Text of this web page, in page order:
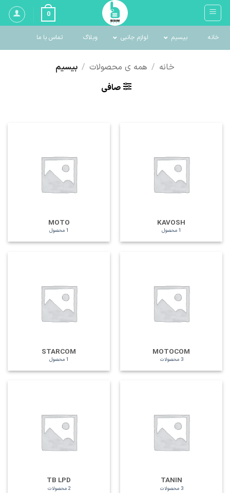
Skip
0
خانه بیسیم لوازم جانبی وبلاگ تماس با ما
خانه / همه ی محصولات / بیسیم
صافی
KAVOSH
1 محصول
MOTO
1 محصول
MOTOCOM
3 محصولات
STARCOM
1 محصول
TANIN
3 محصولات
TB LPD
2 محصولات